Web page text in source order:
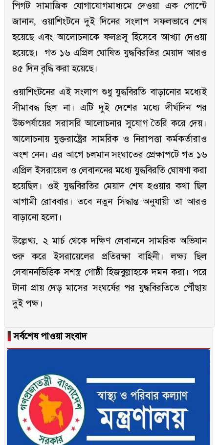
পিগট সামাজিক যোগাযোগমাধ্যমে দেওয়া এক পোস্টে
জানান, ওয়াশিংটনে দুই দিনের সংলাপ সফলভাবে শেষ
হয়েছে এবং আলোচনাকে ফলপ্রসূ হিসেবে আখ্যা দেওয়া
হয়েছে। গত ১৬ এপ্রিল ঘোষিত যুদ্ধবিরতির মেয়াদ আরও
৪৫ দিন বৃদ্ধি করা হয়েছে।
ওয়াশিংটনের এই সংলাপ শুধু যুদ্ধবিরতি বাড়ানোর মধ্যেই
সীমাবদ্ধ ছিল না। এটি দুই দেশের মধ্যে দীর্ঘদিন পর
উচ্চপর্যায়ের সরাসরি আলোচনার সুযোগ তৈরি করে দেয়।
আলোচনায় যুক্তরাষ্ট্রের সামরিক ও নিরাপত্তা কর্মকর্তারাও
অংশ নেন। এর আগে চলমান সংঘাতের প্রেক্ষাপটে গত ১৬
এপ্রিল ইসরায়েল ও লেবাননের মধ্যে যুদ্ধবিরতি ঘোষণা করা
হয়েছিল। ওই যুদ্ধবিরতির মেয়াদ শেষ হওয়ার কথা ছিল
আগামী রোববার। তবে নতুন সিদ্ধান্ত অনুযায়ী তা আরও
বাড়ানো হলো।
উল্লেখ্য, ২ মার্চ থেকে দক্ষিণ লেবাননে সামরিক অভিযান
শুরু করে ইসরায়েলের প্রতিরক্ষা বাহিনী। লক্ষ্য ছিল
লেবাননভিত্তিক সশস্ত্র গোষ্ঠী হিজবুল্লাহকে দমন করা। পরে
টানা প্রায় দেড় মাসের সংঘর্ষের পর যুদ্ধবিরতিতে পৌঁছায়
দুই পক্ষ।
▐সর্বশেষ পাওয়া সংবাদ